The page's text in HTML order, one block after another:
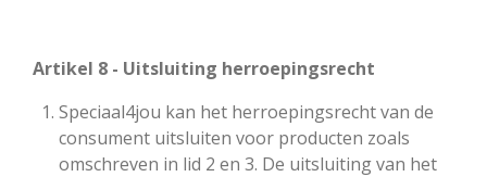
Artikel 8 - Uitsluiting herroepingsrecht
Speciaal4jou kan het herroepingsrecht van de
consument uitsluiten voor producten zoals
omschreven in lid 2 en 3. De uitsluiting van het